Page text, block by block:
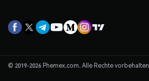
© 2019-2026 Phemex.com. Alle Rechte vorbehalten